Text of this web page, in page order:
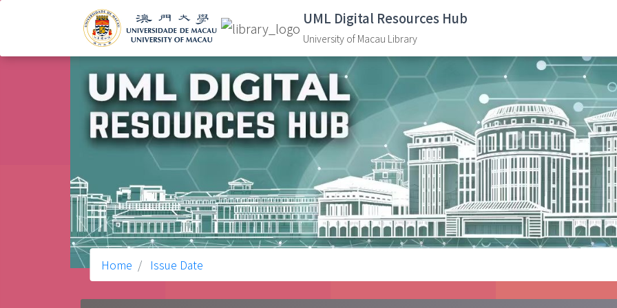
UML Digital Resources Hub
University of Macau Library
Home Issue Date